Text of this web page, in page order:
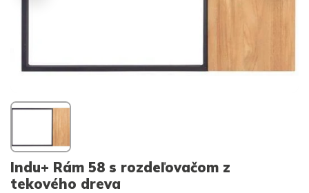
Indu+ Rám 58 s rozdeľovačom z
tekového dreva